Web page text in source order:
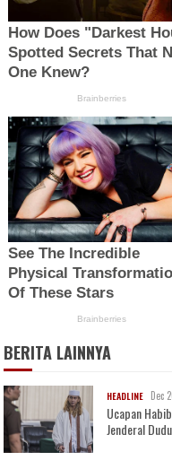
BERITA LAINNYA
HEADLINE Dec
Ucapan
Jenderal